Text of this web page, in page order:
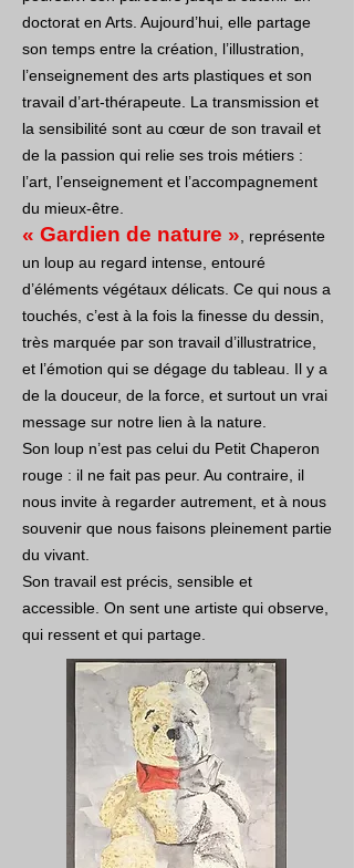
doctorat en Arts. Aujourd’hui, elle partage
son temps entre la création, l’illustration,
l’enseignement des arts plastiques et son
travail d’art-thérapeute. La transmission et
la sensibilité sont au cœur de son travail et
de la passion qui relie ses trois métiers :
l’art, l’enseignement et l’accompagnement
du mieux-être.
« Gardien de nature » , représente
un loup au regard intense, entouré
d’éléments végétaux délicats. Ce qui nous a
touchés, c’est à la fois la finesse du dessin,
très marquée par son travail d’illustratrice,
et l’émotion qui se dégage du tableau. Il y a
de la douceur, de la force, et surtout un vrai
message sur notre lien à la nature.
Son loup n’est pas celui du Petit Chaperon
rouge : il ne fait pas peur. Au contraire, il
nous invite à regarder autrement, et à nous
souvenir que nous faisons pleinement partie
du vivant.
Son travail est précis, sensible et
accessible. On sent une artiste qui observe,
qui ressent et qui partage.